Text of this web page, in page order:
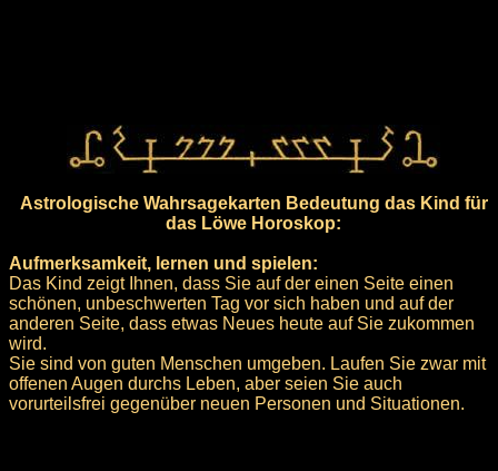
Astrologische Wahrsagekarten Bedeutung das Kind für
das Löwe Horoskop:
Aufmerksamkeit, lernen und spielen:
Das Kind zeigt Ihnen, dass Sie auf der einen Seite einen
schönen, unbeschwerten Tag vor sich haben und auf der
anderen Seite, dass etwas Neues heute auf Sie zukommen
wird.
Sie sind von guten Menschen umgeben. Laufen Sie zwar mit
offenen Augen durchs Leben, aber seien Sie auch
vorurteilsfrei gegenüber neuen Personen und Situationen.